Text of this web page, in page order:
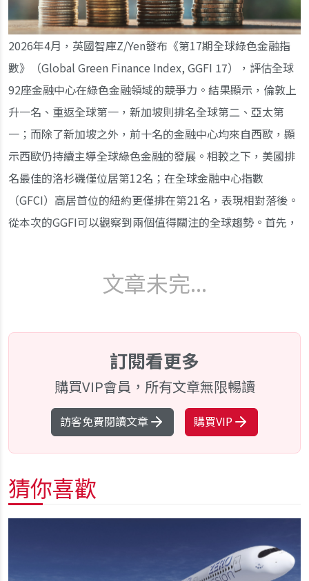
2026年4月，英國智庫Z/Yen發布《第17期全球綠色金融指
數》（Global Green Finance Index, GGFI 17），評估全球
92座金融中心在綠色金融領域的競爭力。結果顯示，倫敦上
升一名、重返全球第一，新加坡則排名全球第二、亞太第
一；而除了新加坡之外，前十名的金融中心均來自西歐，顯
示西歐仍持續主導全球綠色金融的發展。相較之下，美國排
名最佳的洛杉磯僅位居第12名；在全球金融中心指數
（GFCI）高居首位的紐約更僅排在第21名，表現相對落後。
從本次的GGFI可以觀察到兩個值得關注的全球趨勢。首先，
文章未完...
訂閱看更多
購買VIP會員，所有文章無限暢讀
訪客免費閱讀文章 購買VIP
猜你喜歡